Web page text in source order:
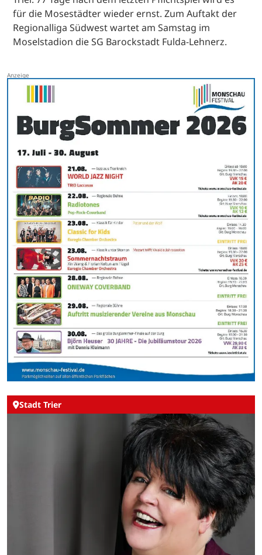
für die Mosestädter wieder ernst. Zum Auftakt der
Regionalliga Südwest wartet am Samstag im
Moselstadion die SG Barockstadt Fulda-Lehnerz.
Stadt Trier